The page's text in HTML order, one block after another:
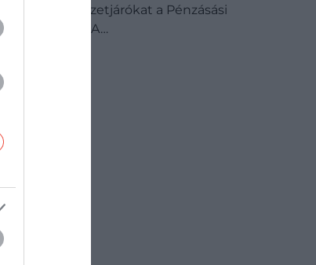
a természetjárókat a Pénzásási
Turistaház. A…